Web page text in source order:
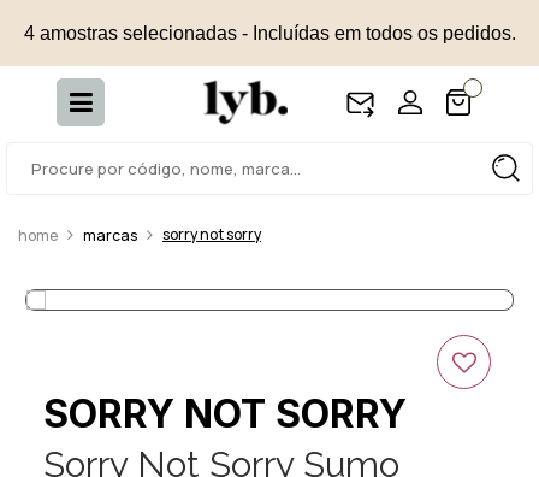
4 amostras selecionadas - Incluídas em todos os pedidos.
marcas sorry not sorry
SORRY NOT SORRY
Sorry Not Sorry Sumo